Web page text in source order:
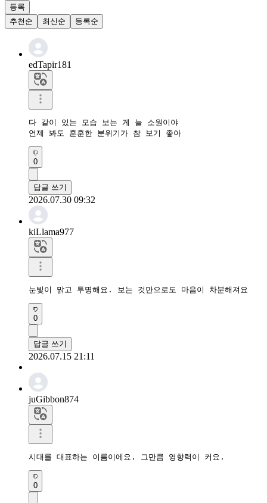
등록
추천순
최신순 등록순
edTapir181
다 같이 있는 모습 보는 게 늘 소원이야
언제 봐도 훈훈한 분위기가 참 보기 좋아
0
답글 쓰기
2026.07.30 09:32
kiLlama977
눈빛이 맑고 투명해요. 보는 것만으로도 마음이 차분해져요
0
답글 쓰기
2026.07.15 21:11
juGibbon874
시대를 대표하는 이름이에요. 그만큼 영향력이 커요.
0